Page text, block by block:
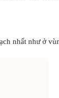
nhất như ở